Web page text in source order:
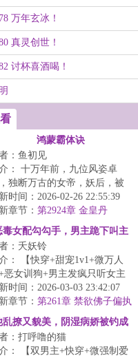
万年玄冰！
真灵创世！
讨杯喜酒喝！
鸿蒙霸体诀
：鱼初见
： 十万年前，九位风姿卓
独断万古的女帝，妖后，被
于鸿蒙金塔之中。
时间：2026-02-26 22:55:39
章节： 第2924章 金皇丹
毒女配勾勾手，男主跪下叫主
：夭妖铃
： 【快穿+甜宠1v1+微万人
恶女训狗+男主发疯只听女主
雄竞修罗场+一见钟情HE...
时间：2026-03-03 23:42:07
章节： 第261章 禁欲佛子偏执
宠娇弱妹妹（55）
乱撩又貌美，阴湿病娇被钓成
狗
：打呼噜的猫
： 【双男主+快穿+微强制爱